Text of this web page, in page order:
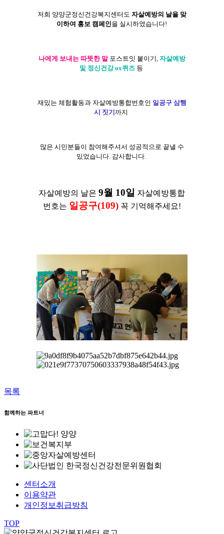
저희 양양군정신건강복지센터도 자살예방의 날을 맞
이하여 홍보 캠페인을 실시하였습니다!
나에게 보내는 따뜻한 말 포스트잇 붙이기, 자살예방
및 정신건강 ox퀴즈 등
재밌는 체험활동과 자살예방통합번호인 일공구 삼행
시 짓기까지
많은 시민분들이 참여해주셔서 성공적으로 끝낼 수
있었습니다. 감사합니다.
자살예방의 날은9월 10일 자살예방통합
번호는 일공구(109)꼭 기억해주세요!
목록
함께하는 파트너
센터소개
이용약관
개인정보취급방침
TOP